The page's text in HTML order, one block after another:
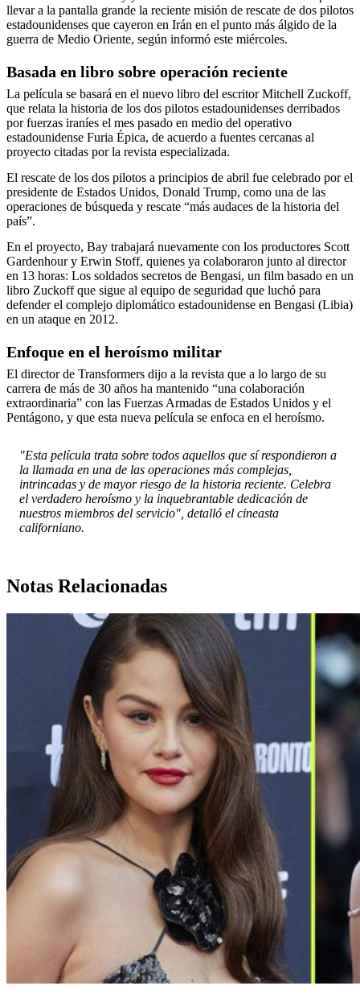
llevar a la pantalla grande la reciente misión de rescate de dos pilotos
estadounidenses que cayeron en Irán en el punto más álgido de la
guerra de Medio Oriente, según informó este miércoles.
Basada en libro sobre operación reciente
La película se basará en el nuevo libro del escritor Mitchell Zuckoff,
que relata la historia de los dos pilotos estadounidenses derribados
por fuerzas iraníes el mes pasado en medio del operativo
estadounidense Furia Épica, de acuerdo a fuentes cercanas al
proyecto citadas por la revista especializada.
El rescate de los dos pilotos a principios de abril fue celebrado por el
presidente de Estados Unidos, Donald Trump, como una de las
operaciones de búsqueda y rescate “más audaces de la historia del
país”.
En el proyecto, Bay trabajará nuevamente con los productores Scott
Gardenhour y Erwin Stoff, quienes ya colaboraron junto al director
en 13 horas: Los soldados secretos de Bengasi, un film basado en un
libro Zuckoff que sigue al equipo de seguridad que luchó para
defender el complejo diplomático estadounidense en Bengasi (Libia)
en un ataque en 2012.
Enfoque en el heroísmo militar
El director de Transformers dijo a la revista que a lo largo de su
carrera de más de 30 años ha mantenido “una colaboración
extraordinaria” con las Fuerzas Armadas de Estados Unidos y el
Pentágono, y que esta nueva película se enfoca en el heroísmo.
"Esta película trata sobre todos aquellos que sí respondieron a
la llamada en una de las operaciones más complejas,
intrincadas y de mayor riesgo de la historia reciente. Celebra
el verdadero heroísmo y la inquebrantable dedicación de
nuestros miembros del servicio", detalló el cineasta
californiano.
Notas Relacionadas